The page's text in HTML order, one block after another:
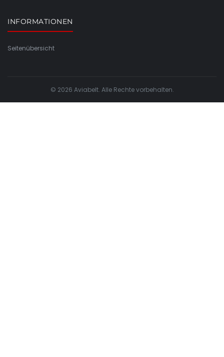
INFORMATIONEN
Seitenübersicht
© 2026 Aviabelt. Alle Rechte vorbehalten.